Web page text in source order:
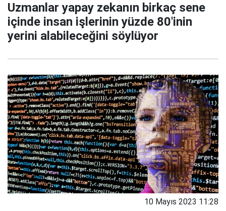
Uzmanlar yapay zekanın birkaç sene
içinde insan işlerinin yüzde 80'inin
yerini alabileceğini söylüyor
10 Mayıs 2023 11:28